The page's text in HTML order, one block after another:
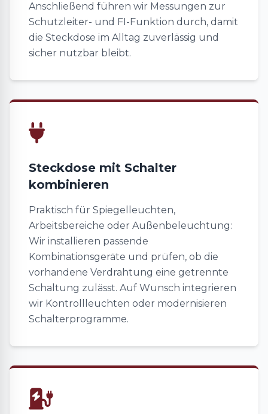
Anschließend führen wir Messungen zur
Schutzleiter- und FI-Funktion durch, damit
die Steckdose im Alltag zuverlässig und
sicher nutzbar bleibt.
Steckdose mit Schalter
kombinieren
Praktisch für Spiegelleuchten,
Arbeitsbereiche oder Außenbeleuchtung:
Wir installieren passende
Kombinationsgeräte und prüfen, ob die
vorhandene Verdrahtung eine getrennte
Schaltung zulässt. Auf Wunsch integrieren
wir Kontrollleuchten oder modernisieren
Schalterprogramme.